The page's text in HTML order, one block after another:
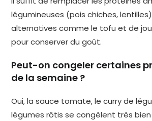
légumineuses (pois chiches,
alternatives comme le tofu et de
pour conserver du goût.
Peut-on congeler certaines
de la semaine ?
Oui, la sauce tomate, le curry de
légumes rôtis se congèlent très